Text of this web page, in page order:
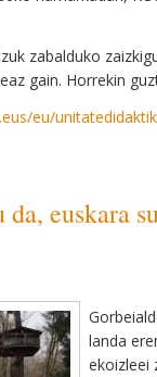
zabalduko
gain. Horrekin
eu/
euskara
landa
ekoizleei